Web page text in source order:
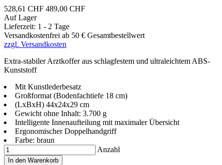
528,61 CHF 489,00 CHF
Auf Lager
Lieferzeit: 1 - 2 Tage
Versandkostenfrei ab 50 € Gesamtbestellwert
zzgl. Versandkosten
Extra-stabiler Arztkoffer aus schlagfestem und ultraleichtem ABS-
Kunststoff
Mit Kunstlederbesatz
Großformat (Bodenfachtiefe 18 cm)
(LxBxH) 44x24x29 cm
Gewicht ohne Inhalt: 3.700 g
Intelligente Innenaufteilung mit maximaler Übersicht
Ergonomischer Doppelhandgriff
Farbe: braun
Anzahl
In den Warenkorb